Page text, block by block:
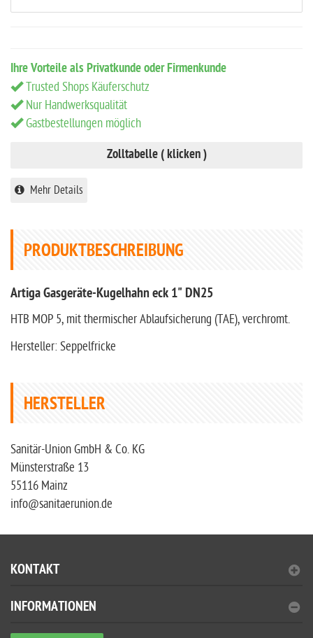
Ihre Vorteile als Privatkunde oder Firmenkunde
Trusted Shops Käuferschutz
Nur Handwerksqualität
Gastbestellungen möglich
Zolltabelle ( klicken )
Mehr Details
PRODUKTBESCHREIBUNG
Artiga Gasgeräte-Kugelhahn eck 1" DN25
HTB MOP 5, mit thermischer Ablaufsicherung (TAE), verchromt.
Hersteller: Seppelfricke
HERSTELLER
Sanitär-Union GmbH & Co. KG
Münsterstraße 13
55116 Mainz
info@sanitaerunion.de
KONTAKT
INFORMATIONEN